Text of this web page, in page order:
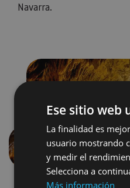
Navarra.
Anterior
Ese sitio web
La finalidad es
usuario mostrando
y medir el
Selecciona a
Más información